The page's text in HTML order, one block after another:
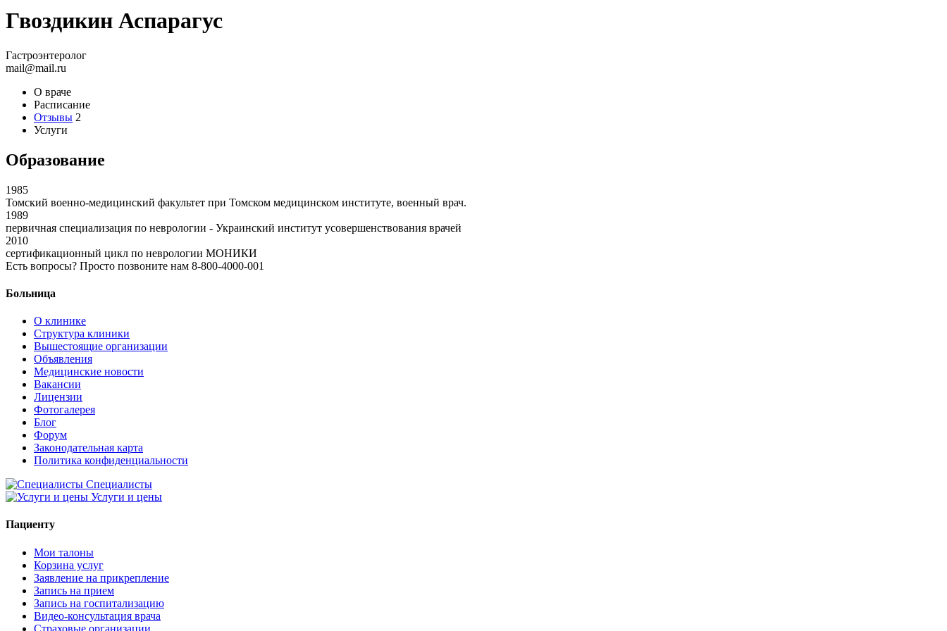
Гвоздикин Аспарагус
Гастроэнтеролог
mail@mail.ru
О враче
Расписание
Отзывы 2
Услуги
Образование
1985
Томский военно-медицинский факультет при Томском медицинском институте, военный врач.
1989
первичная специализация по неврологии - Украинский институт усовершенствования врачей
2010
сертификационный цикл по неврологии МОНИКИ
Есть вопросы? Просто позвоните нам 8-800-4000-001
Больница
О клинике
Структура клиники
Вышестоящие организации
Объявления
Медицинские новости
Вакансии
Лицензии
Фотогалерея
Блог
Форум
Законодательная карта
Политика конфиденциальности
Специалисты
Услуги и цены
Пациенту
Мои талоны
Корзина услуг
Заявление на прикрепление
Запись на прием
Запись на госпитализацию
Видео-консультация врача
Страховые организации